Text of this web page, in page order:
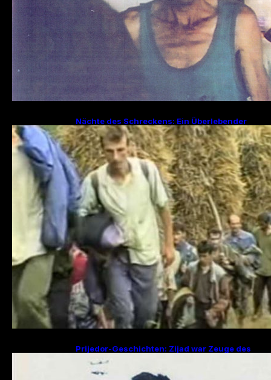
Nächte des Schreckens: Ein Überlebender
erzählt von den Julitagen 1995 in Srebrenica
Prijedor-Geschichten: Zijad war Zeuge des
sucht Frau und zwei Kinder